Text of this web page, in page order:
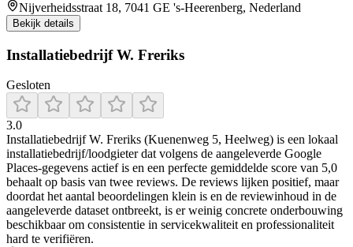
Nijverheidsstraat 18, 7041 GE 's-Heerenberg, Nederland
Bekijk details
Installatiebedrijf W. Freriks
Gesloten
3.0
Installatiebedrijf W. Freriks (Kuenenweg 5, Heelweg) is een lokaal
installatiebedrijf/loodgieter dat volgens de aangeleverde Google
Places-gegevens actief is en een perfecte gemiddelde score van 5,0
behaalt op basis van twee reviews. De reviews lijken positief, maar
doordat het aantal beoordelingen klein is en de reviewinhoud in de
aangeleverde dataset ontbreekt, is er weinig concrete onderbouwing
beschikbaar om consistentie in servicekwaliteit en professionaliteit
hard te verifiëren.